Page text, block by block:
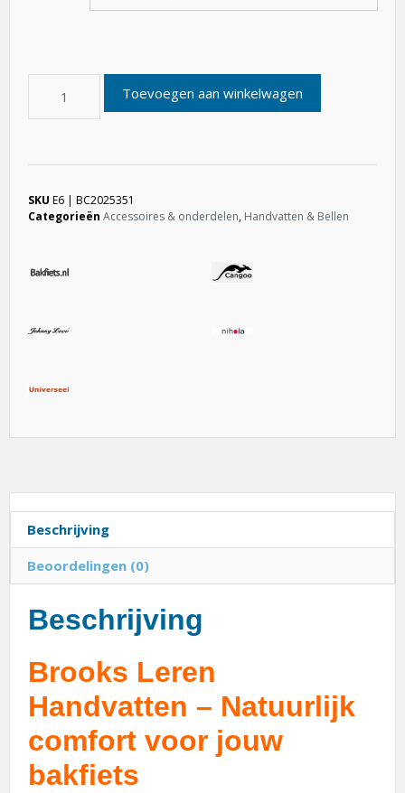
Toevoegen aan winkelwagen
SKU E6 | BC2025351
Categorieën Accessoires & onderdelen, Handvatten & Bellen
Beschrijving
Beoordelingen (0)
Beschrijving
Brooks Leren
Handvatten – Natuurlijk
comfort voor jouw
bakfiets